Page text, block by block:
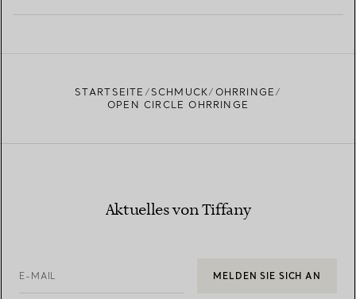
STARTSEITE SCHMUCK
OHRRINGE
OPEN CIRCLE OHRRINGE
Aktuelles von Tiffany
E-MAIL MELDEN SIE SICH AN